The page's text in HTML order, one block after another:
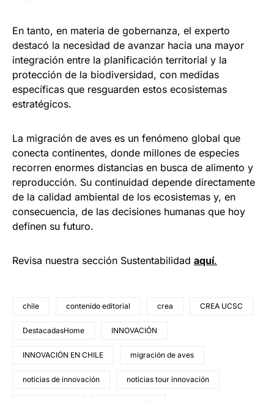
En tanto, en materia de gobernanza, el experto
destacó la necesidad de avanzar hacia una mayor
integración entre la planificación territorial y la
protección de la biodiversidad, con medidas
específicas que resguarden estos ecosistemas
estratégicos.
La migración de aves es un fenómeno global que
conecta continentes, donde millones de especies
recorren enormes distancias en busca de alimento y
reproducción. Su continuidad depende directamente
de la calidad ambiental de los ecosistemas y, en
consecuencia, de las decisiones humanas que hoy
definen su futuro.
Revisa nuestra sección Sustentabilidad aquí.
chile contenido editorial crea CREA UCSC
DestacadasHome INNOVACIÓN
INNOVACIÓN EN CHILE migración de aves
noticias de innovación noticias tour innovación